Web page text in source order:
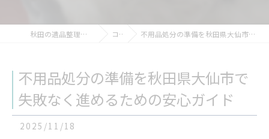
秋田の遺品整理ならトモニアイル秋田 コラム 不用品処分の準備を秋田県大仙市で失敗なく進めるための安心ガイド
不用品処分の準備を秋田県大仙市で
失敗なく進めるための安心ガイド
2025/11/18